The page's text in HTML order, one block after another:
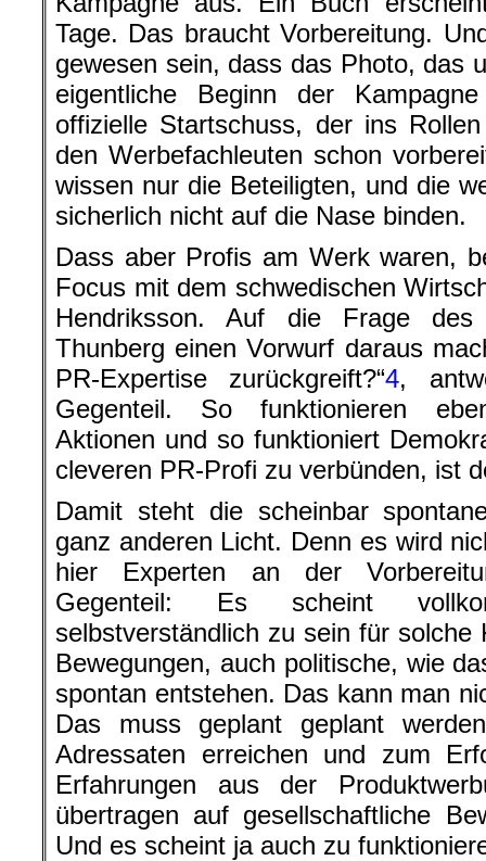
Tage. Das braucht Vorbereitung.
gewesen sein, dass das Photo, das
eigentliche Beginn der
offizielle Startschuss, der ins
den Werbefachleuten schon
wissen nur die Beteiligten, und die
sicherlich nicht auf die Nase binden.
Dass aber Profis am Werk waren,
Focus mit dem schwedischen
Hendriksson. Auf die Frage
Thunberg einen Vorwurf daraus
PR-Expertise zurückgreift?“4,
Gegenteil. So funktionieren
Aktionen und so funktioniert
cleveren PR-Profi zu verbünden, ist
Damit steht die scheinbar
ganz anderen Licht. Denn es wird
hier Experten an der
Gegenteil: Es scheint
selbstverständlich zu sein für solche
Bewegungen, auch politische, wie
spontan entstehen. Das kann man
Das muss geplant geplant
Adressaten erreichen und zum
Erfahrungen aus der
übertragen auf gesellschaftliche
Und es scheint ja auch zu